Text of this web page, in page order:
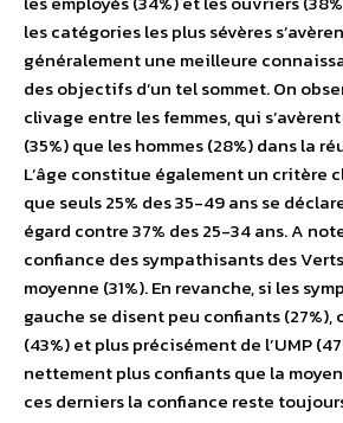
les catégories les plus sévères
généralement une meilleure
des objectifs d’un tel sommet. On
clivage entre les femmes, qui
(35%) que les hommes (28%) dans la
L’âge constitue également un critère
que seuls 25% des 35-49 ans se
égard contre 37% des 25-34 ans. A
confiance des sympathisants des
moyenne (31%). En revanche, si les
gauche se disent peu confiants (27%),
(43%) et plus précisément de l’UMP
nettement plus confiants que la
ces derniers la confiance reste